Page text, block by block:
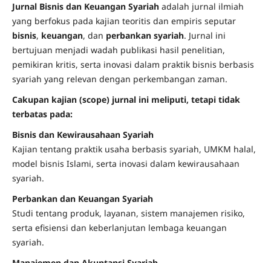
Jurnal Bisnis dan Keuangan Syariahadalah jurnal ilmiah
yang berfokus pada kajian teoritis dan empiris seputar
bisnis, keuangan, dan perbankan syariah. Jurnal ini
bertujuan menjadi wadah publikasi hasil penelitian,
pemikiran kritis, serta inovasi dalam praktik bisnis berbasis
syariah yang relevan dengan perkembangan zaman.
Cakupan kajian (scope) jurnal ini meliputi, tetapi tidak
terbatas pada:
Bisnis dan Kewirausahaan Syariah
Kajian tentang praktik usaha berbasis syariah, UMKM halal,
model bisnis Islami, serta inovasi dalam kewirausahaan
syariah.
Perbankan dan Keuangan Syariah
Studi tentang produk, layanan, sistem manajemen risiko,
serta efisiensi dan keberlanjutan lembaga keuangan
syariah.